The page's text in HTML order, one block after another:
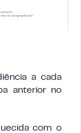
a cada
anterior no
com o